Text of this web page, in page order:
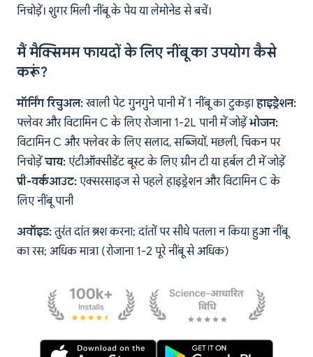
निचोड़ें। शुगर मिली नींबू के पेय या लेमोनेड से बचें।
मैं मैक्सिमम फायदों के लिए नींबू का उपयोग कैसे
करूं?
मॉर्निंग रिचुअल:खाली पेट गुनगुने पानी में 1 नींबू का टुकड़ाहाइड्रेशन:
फ्लेवर और विटामिन C के लिए रोजाना 1-2L पानी में जोड़ेंभोजन:
विटामिन C और फ्लेवर के लिए सलाद, सब्जियों, मछली, चिकन पर
निचोड़ें चाय: एंटीऑक्सीडेंट बूस्ट के लिए ग्रीन टी या हर्बल टी में जोड़ें
प्री-वर्कआउट: एक्सरसाइज से पहले हाइड्रेशन और विटामिन C के
लिए नींबू पानी
अवॉइड:तुरंत दांत ब्रश करना; दांतों पर सीधे पतला न किया हुआ नींबू
का रस; अधिक मात्रा (रोजाना 1-2 पूरे नींबू से अधिक)